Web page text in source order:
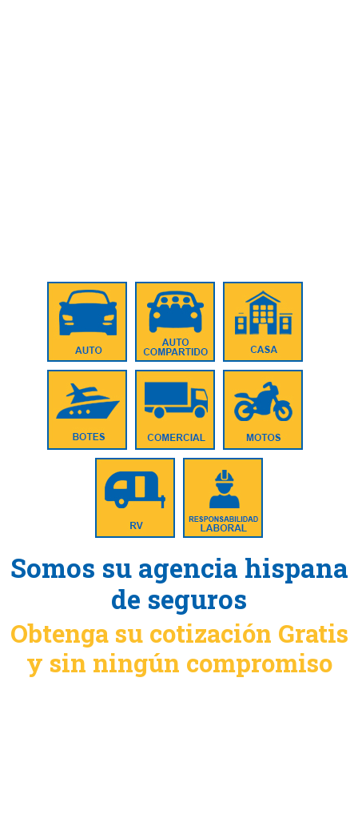
Somos su agencia hispana
de seguros
Obtenga su cotización Gratis
y sin ningún compromiso